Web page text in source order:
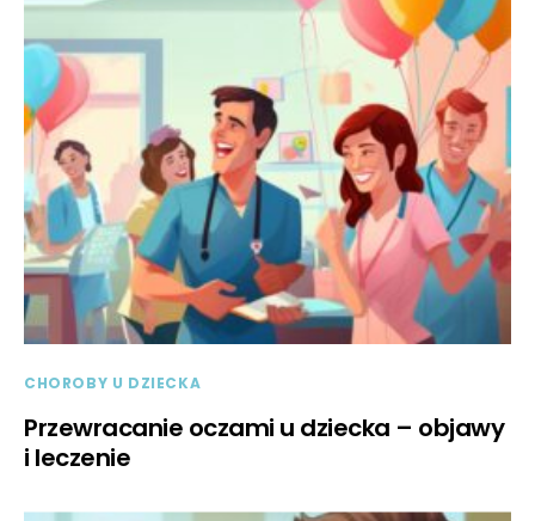
CHOROBY U DZIECKA
Przewracanie oczami u dziecka – objawy
i leczenie